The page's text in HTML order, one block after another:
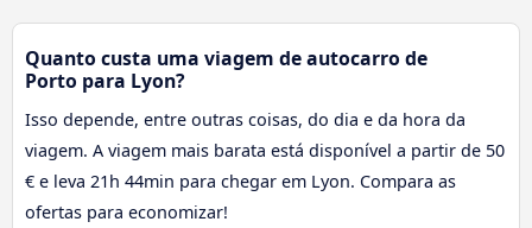
Quanto custa uma viagem de autocarro de
Porto para Lyon?
Isso depende, entre outras coisas, do dia e da hora da
viagem. A viagem mais barata está disponível a partir de 50
€ e leva 21h 44min para chegar em Lyon. Compara as
ofertas para economizar!